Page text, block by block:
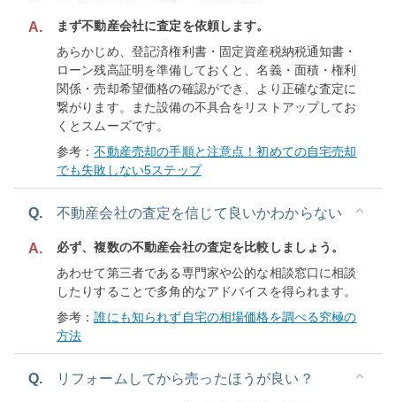
A.
まず不動産会社に査定を依頼します。
あらかじめ、登記済権利書・固定資産税納税通知書・
ローン残高証明を準備しておくと、名義・面積・権利
関係・売却希望価格の確認ができ、より正確な査定に
繋がります。また設備の不具合をリストアップしてお
くとスムーズです。
参考：不動産売却の手順と注意点！初めての自宅売却
でも失敗しない5ステップ
Q. 不動産会社の査定を信じて良いかわからない
A.
必ず、複数の不動産会社の査定を比較しましょう。
あわせて第三者である専門家や公的な相談窓口に相談
したりすることで多角的なアドバイスを得られます。
参考：誰にも知られず自宅の相場価格を調べる究極の
方法
Q. リフォームしてから売ったほうが良い？